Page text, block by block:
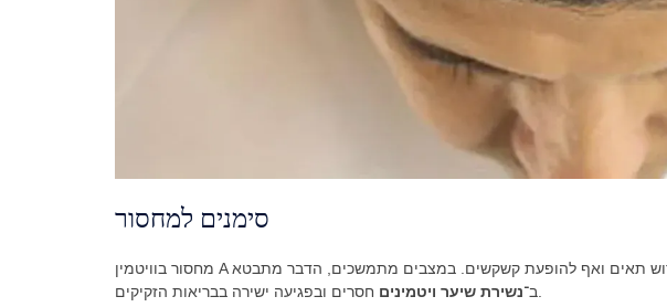
סימנים למחסור
מחסור בוויטמין A עלול לגרום ליובש בקרקפת, האטה בתהליכי חידוש תאים ואף להופעת קשקשים. במצבים מתמשכים, הדבר מתבטא
ב־נשירת שיער ויטמינים חסרים ובפגיעה ישירה בבריאות הזקיקים.